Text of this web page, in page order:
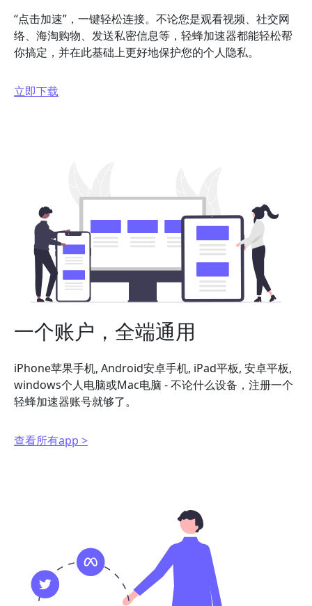
“点击加速”，一键轻松连接。不论您是观看视频、社交网
络、海淘购物、发送私密信息等，轻蜂加速器都能轻松帮
你搞定，并在此基础上更好地保护您的个人隐私。
立即下载
一个账户，全端通用
iPhone苹果手机, Android安卓手机, iPad平板, 安卓平板,
windows个人电脑或Mac电脑 - 不论什么设备，注册一个
轻蜂加速器账号就够了。
查看所有app >